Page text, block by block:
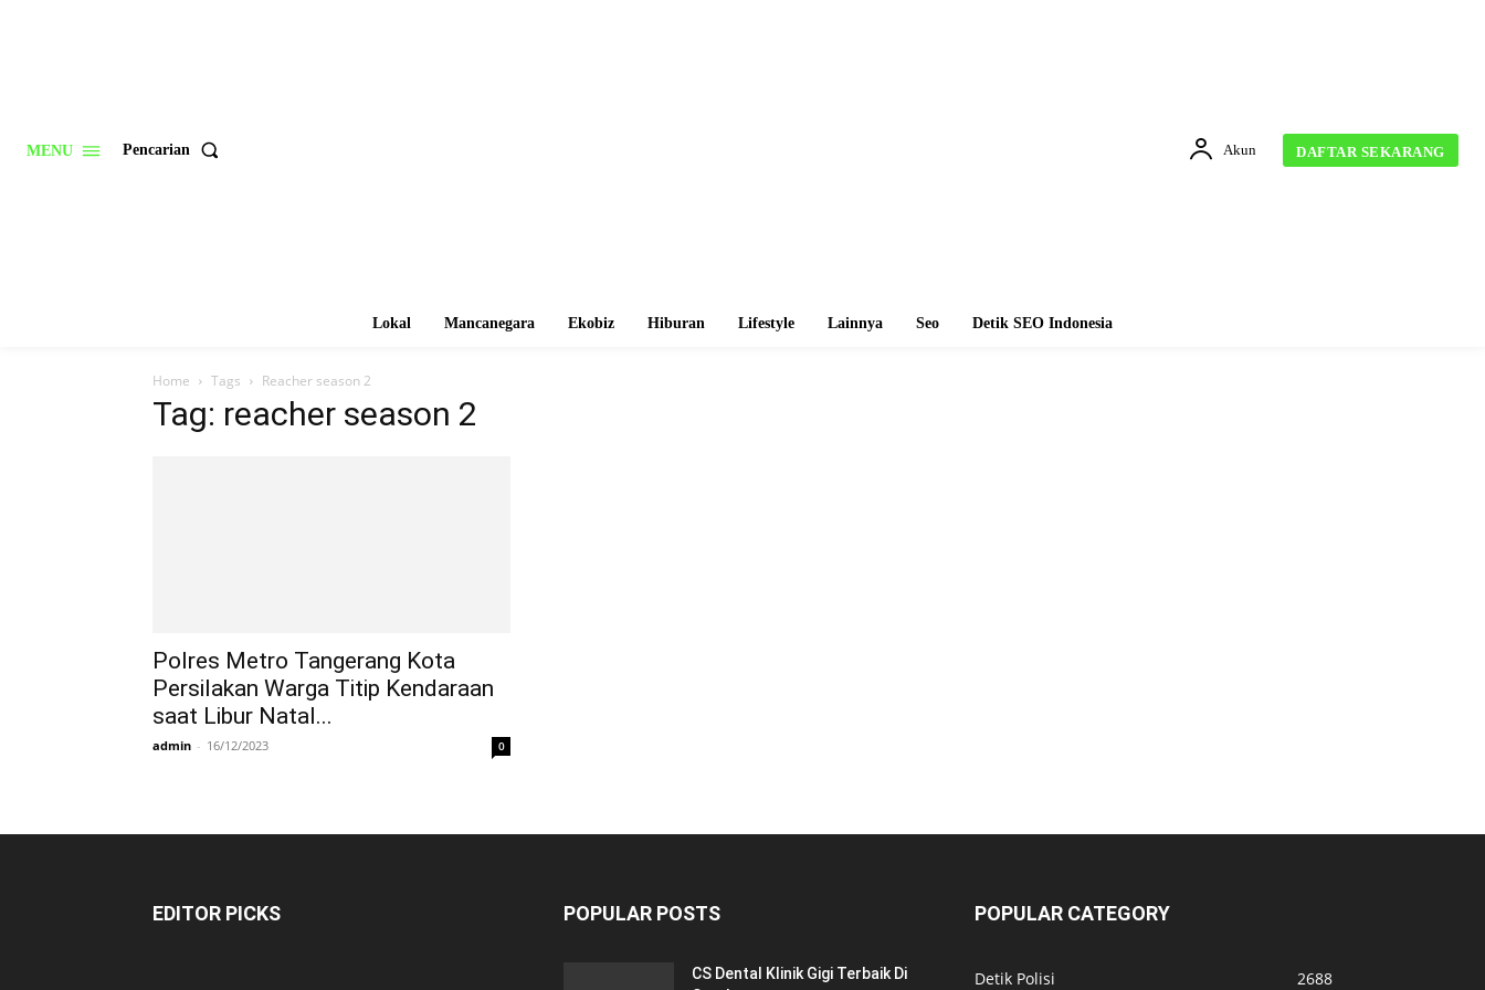
MENU Pencarian Akun DAFTAR SEKARANG
Lokal Mancanegara Ekobiz Hiburan Lifestyle Lainnya Seo Detik SEO Indonesia
Home Tags Reacher season 2
Tag: reacher season 2
Polres Metro Tangerang Kota
Persilakan Warga Titip Kendaraan
saat Libur Natal...
admin - 16/12/2023 0
EDITOR PICKS POPULAR POSTS
CS Dental Klinik Gigi Terbaik Di
POPULAR CATEGORY
Detik Polisi 2688